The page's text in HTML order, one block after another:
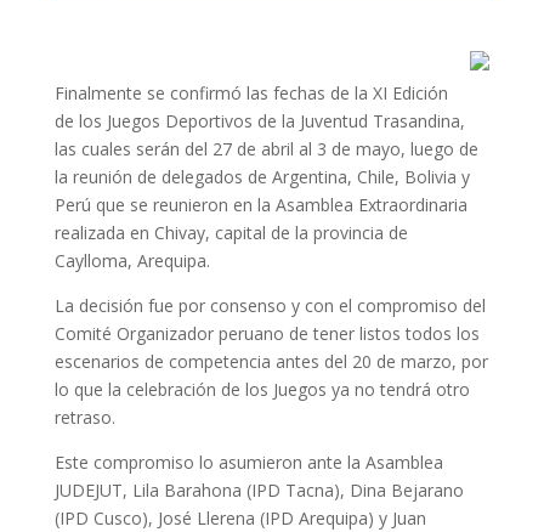
Finalmente se confirmó las fechas de la XI Edición
de los Juegos Deportivos de la Juventud Trasandina,
las cuales serán del 27 de abril al 3 de mayo, luego de
la reunión de delegados de Argentina, Chile, Bolivia y
Perú que se reunieron en la Asamblea Extraordinaria
realizada en Chivay, capital de la provincia de
Caylloma, Arequipa.
La decisión fue por consenso y con el compromiso del
Comité Organizador peruano de tener listos todos los
escenarios de competencia antes del 20 de marzo, por
lo que la celebración de los Juegos ya no tendrá otro
retraso.
Este compromiso lo asumieron ante la Asamblea
JUDEJUT, Lila Barahona (IPD Tacna), Dina Bejarano
(IPD Cusco), José Llerena (IPD Arequipa) y Juan